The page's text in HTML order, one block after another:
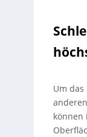
Um
können